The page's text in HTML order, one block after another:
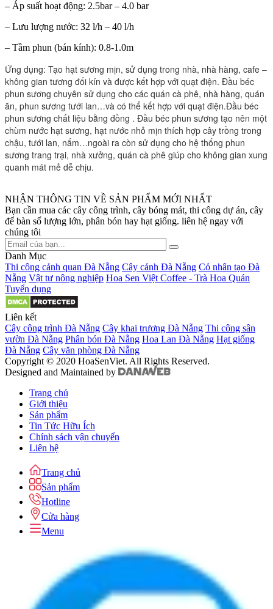
– Áp suất hoạt động: 2.5bar – 4.0 bar
– Lưu lượng nước: 32 l/h – 40 l/h
– Tầm phun (bán kính): 0.8-1.0m
Ứng dụng: Tạo hạt sương mịn, sử dụng trong nhà, nhà hàng, cafe –
không gian tương đối kín và được kết hợp với quạt điện. Đầu béc
phun sương chuyên sử dụng cho các quán cà phê, nhà hàng, quán
ăn, phun sương tưới lan…và có thể kết hợp với quạt điện.Đầu béc
phun sương chất liệu bằng đồng . Đầu béc phun sương tạo nên một
chùm nước hạt sương, hạt nước nhỏ mịn thích hợp cây trồng trong
chậu, tưới lan, nấm…ngoài ra còn sử dụng cho hệ thống phun
sương trang trại, nhà xưởng, quán cà phê giúp cho không gian xung
quanh mát mẻ dễ chịu.
NHẬN THÔNG TIN VỀ SẢN PHẨM MỚI NHẤT
Bạn cần mua các cây công trình, cây bóng mát, thi công dự án, cây
để bàn số lượng lớn, phân bón hay hạt giống. liên hệ ngay với
chúng tôi
Danh Mục
Thi công cảnh quan Đà Nẵng Cây cảnh Đà Nẵng Cỏ nhân tạo Đà
Nẵng Vật tư nông nghiệp Hoa Sen Việt Coffee - Trà Hoa Quán
Tuyển dụng
Liên kết
Cây công trình Đà Nẵng Cây khai trương Đà Nẵng Thi công sân
vườn Đà Nẵng Phân bón Đà Nẵng Hoa Lan Đà Nẵng Hạt giống
Đà Nẵng Cây văn phòng Đà Nẵng
Copyright © 2020 HoaSenViet. All Rights Reserved.
Designed and Maintained by
Trang chủ
Giới thiệu
Sản phẩm
Tin Tức Hữu Ích
Chính sách vận chuyển
Liên hệ
Trang chủ
Sản phẩm
Hotline
Cửa hàng
Menu